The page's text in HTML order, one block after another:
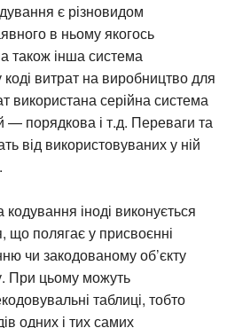
є різновидом
в ньому якогось
також інша система
витрат на виробництво для
використана серійна система
— порядкова і т.д. Переваги та
від використовуваних у ній
кодування іноді виконується
що полягає у присвоєнні
чи закодованому об’єкту
При цьому можуть
таблиці, тобто
одних і тих самих